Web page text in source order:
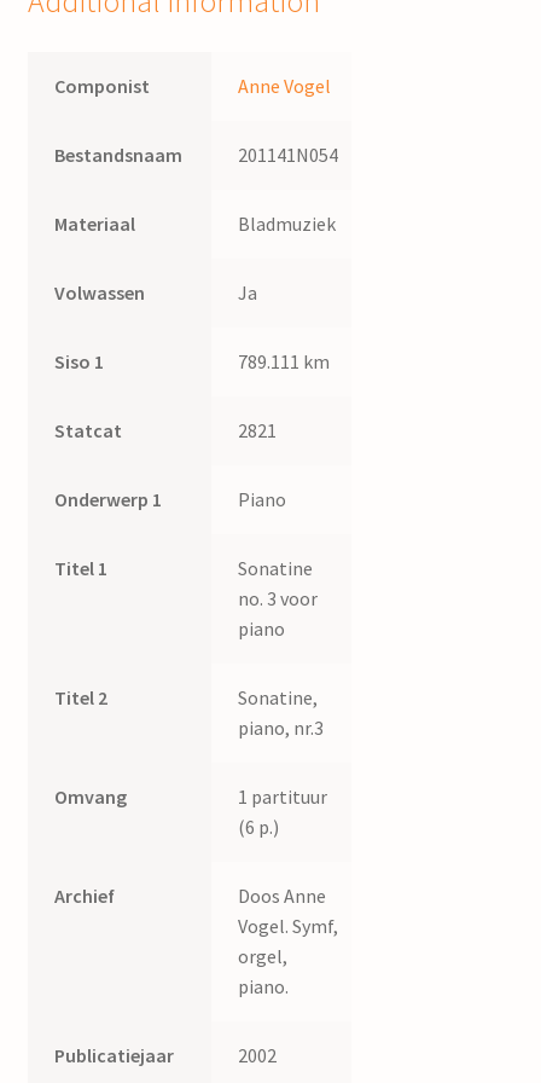
Componist Anne Vogel
Bestandsnaam 201141N054
Materiaal Bladmuziek
Volwassen Ja
Siso 1 789.111 km
Statcat 2821
Onderwerp 1 Piano
Titel 1
Sonatine
no. 3 voor
piano
Titel 2
Sonatine,
piano, nr.3
Omvang
1 partituur
(6 p.)
Archief
Doos Anne
Vogel. Symf,
orgel,
piano.
Publicatiejaar 2002